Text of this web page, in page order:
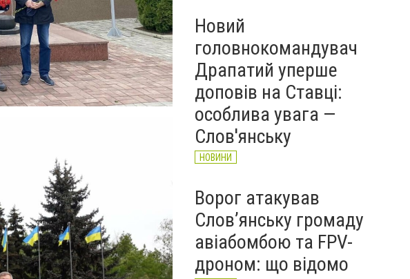
Новий
головнокомандувач
Драпатий уперше
доповів на Ставці:
особлива увага —
Слов'янську
НОВИНИ
Ворог атакував
Слов’янську громаду
авіабомбою та FPV-
дроном: що відомо